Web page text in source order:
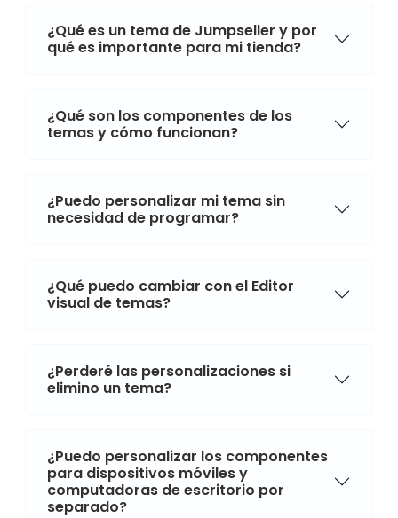
¿Qué es un tema de Jumpseller y por
qué es importante para mi tienda?
¿Qué son los componentes de los
temas y cómo funcionan?
¿Puedo personalizar mi tema sin
necesidad de programar?
¿Qué puedo cambiar con el Editor
visual de temas?
¿Perderé las personalizaciones si
elimino un tema?
¿Puedo personalizar los componentes
para dispositivos móviles y
computadoras de escritorio por
separado?